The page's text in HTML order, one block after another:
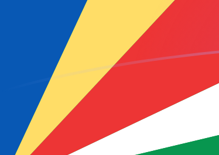
Rate information of MGF/SCR currency pair
Franco malgascio
Rupia delle Seychelles
0,000675234
0,00337617
0,00675234
MGF
SCR
MGF 0,337617
1000
MGF 0,675234
5000
MGF
SCR